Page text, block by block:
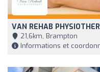
VAN REHAB
21,6km, Brampton
Informations et